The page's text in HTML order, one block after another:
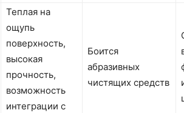
Теплая на
ощупь
поверхность,
высокая
прочность,
возможность
интеграции с
Боится
абразивных
чистящих средств